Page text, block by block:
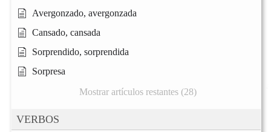
Avergonzado, avergonzada
Cansado, cansada
Sorprendido, sorprendida
Sorpresa
Mostrar artículos restantes (28)
VERBOS